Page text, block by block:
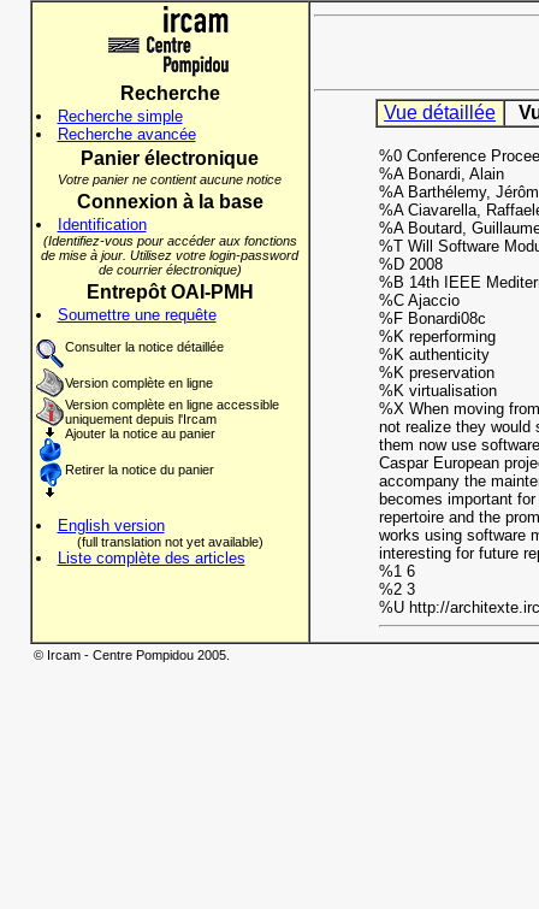
Recherche
Recherche simple
Recherche avancée
Panier électronique
Votre panier ne contient aucune notice
Connexion à la base
Identification
(Identifiez-vous pour accéder aux fonctions
de mise à jour. Utilisez votre login-password
de courrier électronique)
Entrepôt OAI-PMH
Soumettre une requête
Consulter la notice détaillée
Version complète en ligne
Version complète en ligne accessible
uniquement depuis l'Ircam
Ajouter la notice au panier
Retirer la notice du panier
English version
(full translation not yet available)
Liste complète des articles
Vue détaillée
%0 Conference
%A Bonardi, Alain
%A Barthélemy,
%A Ciavarella,
%A Boutard,
%T Will Software
%D 2008
%B 14th IEEE
%C Ajaccio
%F Bonardi08c
%K reperforming
%K authenticity
%K preservation
%K virtualisation
%X When moving
not realize they would
them now use
Caspar European
accompany the
becomes important
repertoire and the
works using software
interesting for future
%1 6
%2 3
%U http://
© Ircam - Centre Pompidou 2005.